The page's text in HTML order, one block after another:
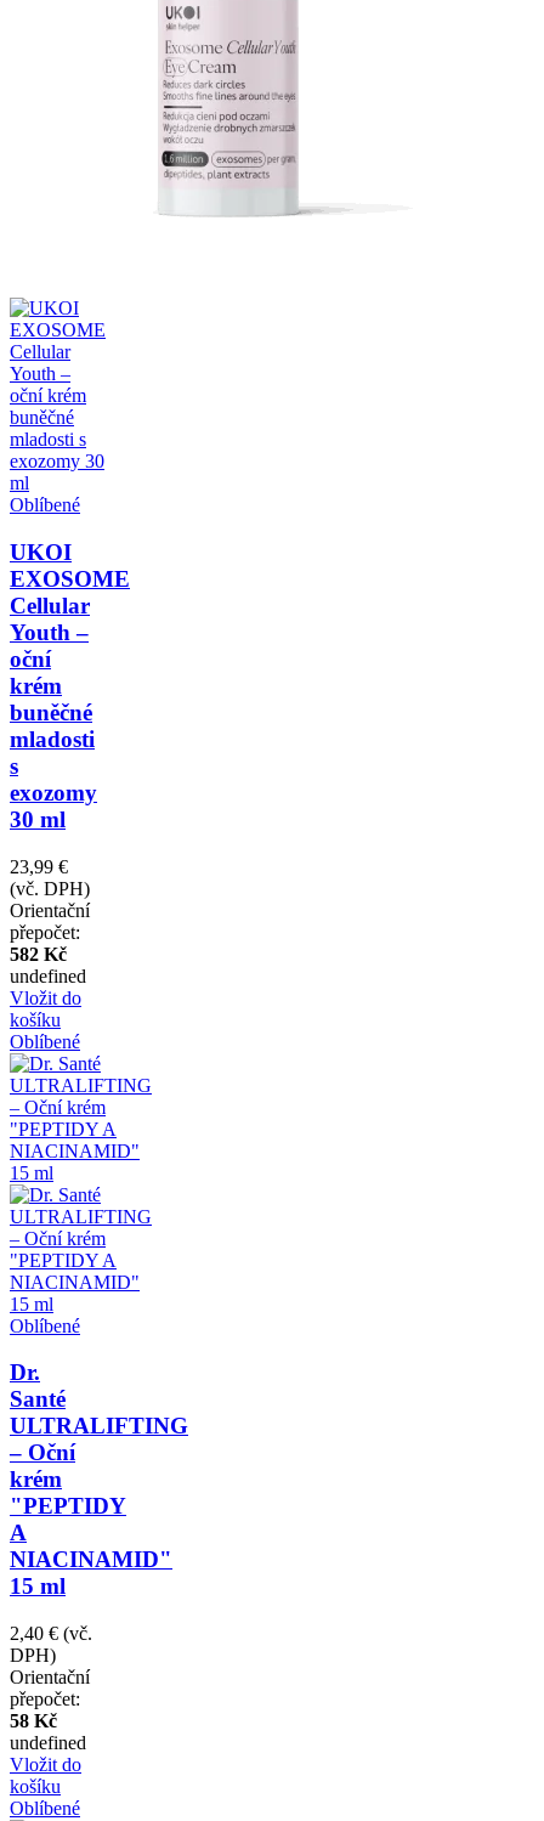
Oblíbené
UKOI
EXOSOME
Cellular
Youth –
oční
krém
buněčné
mladosti
s
exozomy
30 ml
23,99 €
(vč. DPH)
Orientační
přepočet:
582 Kč
undefined
Vložit do
košíku
Oblíbené
Oblíbené
Dr.
Santé
ULTRALIFTING
– Oční
krém
"PEPTIDY
A
NIACINAMID"
15 ml
2,40 € (vč.
DPH)
Orientační
přepočet:
58 Kč
undefined
Vložit do
košíku
Oblíbené